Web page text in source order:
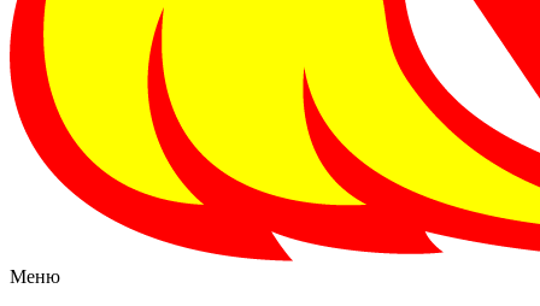
Меню